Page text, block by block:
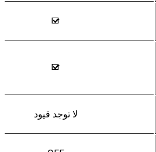
M
M
لا توجد قيود